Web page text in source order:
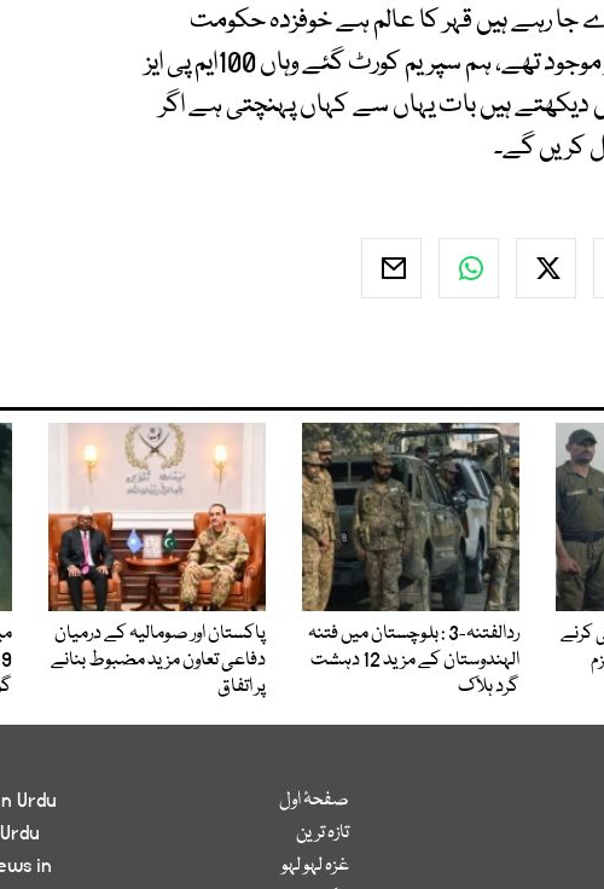
جا رہے ہیں قہر کا عالم ہے خوفزدہ حکومت
ہے، جمعرات کی رات 3 بجے تک 50 ایم پی ایز موجود تھے، ہم سپریم کورٹ گئے وہاں 100ایم پی ایز
ہیں بات یہاں سے کہاں پہنچتی ہے اگر
کریں گے۔
کرنے
ردالفتنہ-3 : بلوچستان میں فتنہ
الہندوستان کے مزید 12 دہشت
گرد ہلاک
پاکستان اور صومالیہ کے درمیان
دفاعی تعاون مزید مضبوط بنانے
پر اتفاق
صفحۂ اول
تازہ ترین
غزہ لہو لہو
Urdu
in